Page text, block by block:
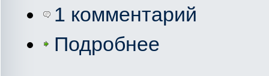
1 комментарий
Подробнее